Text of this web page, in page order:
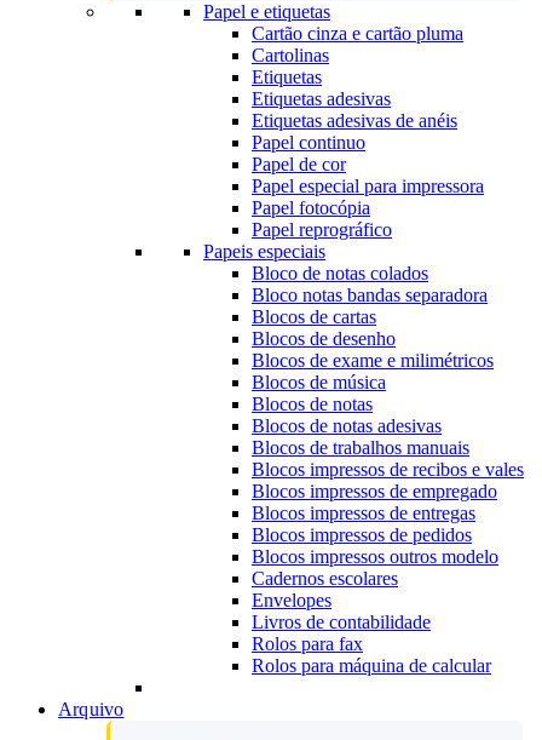
Papel e etiquetas
Cartão cinza e cartão pluma
Cartolinas
Etiquetas
Etiquetas adesivas
Etiquetas adesivas de anéis
Papel continuo
Papel de cor
Papel especial para impressora
Papel fotocópia
Papel reprográfico
Papeis especiais
Bloco de notas colados
Bloco notas bandas separadora
Blocos de cartas
Blocos de desenho
Blocos de exame e milimétricos
Blocos de música
Blocos de notas
Blocos de notas adesivas
Blocos de trabalhos manuais
Blocos impressos de recibos e vales
Blocos impressos de empregado
Blocos impressos de entregas
Blocos impressos de pedidos
Blocos impressos outros modelo
Cadernos escolares
Envelopes
Livros de contabilidade
Rolos para fax
Rolos para máquina de calcular
Arquivo